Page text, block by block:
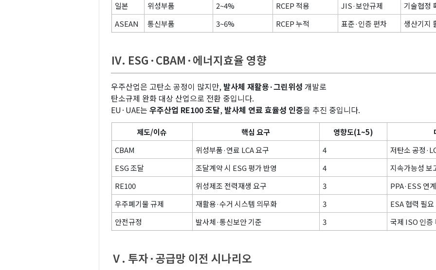
일본
위성부품 2~4% RCEP 적용 JIS·보안규제
기술협정
ASEAN
통신부품 3~6% RCEP 누적 표준·인증 편차 생산기지
Ⅳ. ESG·CBAM·에너지효율 영향
우주산업은 고탄소 공정이 많지만, 발사체 재활용·그린위성 개발로
탄소규제 완화 대상 산업으로 전환 중입니다.
EU·UAE는우주산업 RE100 조달, 발사체 연료 효율성 인증을 추진 중입니다.
제도/이슈 핵심 요구 영향도(1~5)
CBAM
위성부품·연료 LCA 요구 4
저탄소 공정
ESG 조달
조달계약 시 ESG 평가 반영 4
지속가능성 보
RE100
위성제조 전력재생 요구 3
PPA·ESS 연계
우주폐기물 규제
재활용·수거 시스템 의무화 3
ESA 협력 필요
안전규정
발사체·통신보안 기준 3 국제 ISO 인증
Ⅴ. 투자·공급망 이전 시나리오